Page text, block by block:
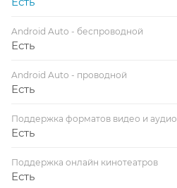
Android Auto - беспроводной
Есть
Android Auto - проводной
Есть
Поддержка форматов видео и аудио
Есть
Поддержка онлайн кинотеатров
Есть